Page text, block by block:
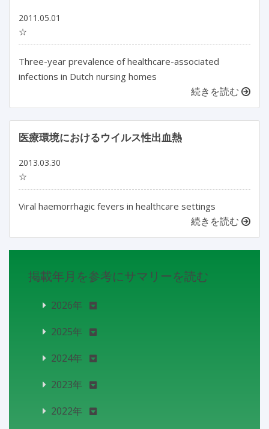
2011.05.01
☆
Three-year prevalence of healthcare-associated
infections in Dutch nursing homes
続きを読む
医療環境におけるウイルス性出血熱
2013.03.30
☆
Viral haemorrhagic fevers in healthcare settings
続きを読む
掲載年月を参考にサマリーを読む
2026年
2025年
2024年
2023年
2022年